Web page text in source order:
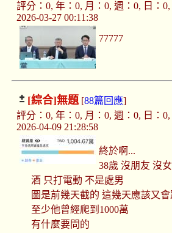
評分：0, 年：0, 月：0, 週：0, 日：0,
2026-03-27 00:11:38
77777
[綜合]無題[88篇回應]
評分：0, 年：0, 月：0, 週：0, 日：0,
2026-04-09 21:28:58
終於啊...
38歲 沒朋友 沒
酒 只打電動 不是處男
圖是前幾天截的 這幾天應該又
至少他曾經爬到1000萬
有什麼要問的